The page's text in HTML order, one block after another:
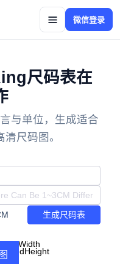
微信登录
尺码表在
与单位，生成适合
尺码图。
生成尺码表